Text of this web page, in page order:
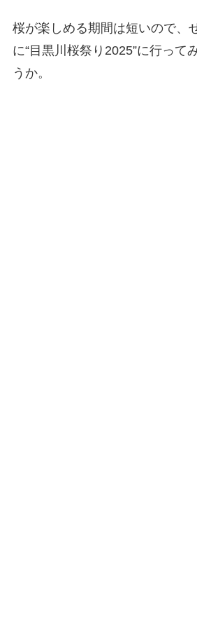
桜が楽しめる期間は短いので、
に“目黒川桜祭り2025”に行って
うか。